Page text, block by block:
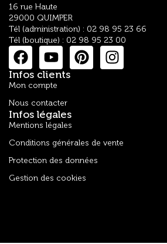
16 rue Haute
29000 QUIMPER
Tél (administration) : 02 98 95 23 66
Tél (boutique) : 02 98 95 23 00
Infos clients
Mon compte
Nous contacter
Infos légales
Mentions légales
Conditions générales de vente
Protection des données
Gestion des cookies